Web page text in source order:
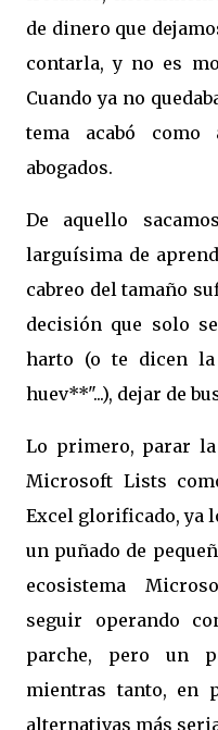
de dinero que
contarla, y no es
Cuando ya no
tema acabó como
abogados.
De aquello
larguísima de
cabreo del tamaño
decisión que solo
harto (o te dicen
huev**"...), dejar de
Lo primero, parar la
Microsoft Lists
Excel glorificado, ya
un puñado de
ecosistema
seguir operando
parche, pero un
mientras tanto, en
alternativas más